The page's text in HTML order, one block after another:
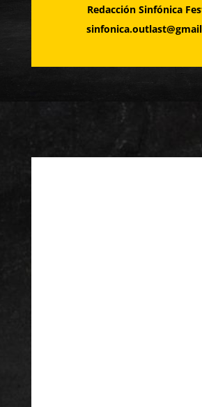
Redacción Sinfónica